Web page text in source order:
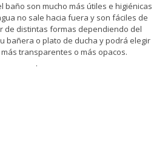
baño son mucho más útiles e higiénicas
no sale hacia fuera y son fáciles de
de distintas formas dependiendo del
bañera o plato de ducha y podrá elegir
transparentes o más opacos.
.
y Baños
el baño son mucho más útiles e higiénicas
no sale hacia fuera y son fáciles de
de distintas formas dependiendo del
bañera o plato de ducha y podrá elegir
más transparentes o más opacos.